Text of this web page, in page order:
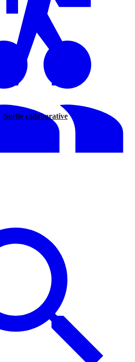
Sortie collaborative